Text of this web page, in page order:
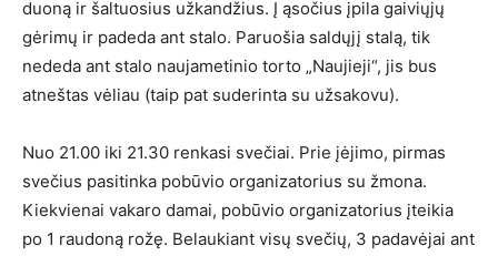
duoną ir šaltuosius užkandžius. Į ąsočius įpila gaiviųjų
gėrimų ir padeda ant stalo. Paruošia saldųjį stalą, tik
nededa ant stalo naujametinio torto „Naujieji“, jis bus
atneštas vėliau (taip pat suderinta su užsakovu).
Nuo 21.00 iki 21.30 renkasi svečiai. Prie įėjimo, pirmas
svečius pasitinka pobūvio organizatorius su žmona.
Kiekvienai vakaro damai, pobūvio organizatorius įteikia
po 1 raudoną rožę. Belaukiant visų svečių, 3 padavėjai ant